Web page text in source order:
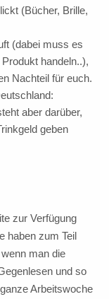
(Bücher, Brille,
(dabei muss es
handeln..),
Nachteil für euch.
aber darüber,
geben
zur Verfügung
haben zum Teil
man die
und so
Arbeitswoche